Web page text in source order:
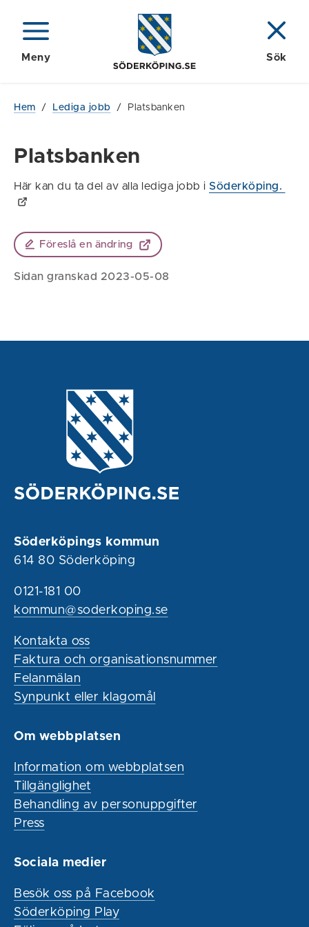
Meny Sök
Hem / Lediga jobb / Platsbanken
Platsbanken
Här kan du ta del av alla lediga jobb i Söderköping.
Föreslå en ändring
Sidan granskad 2023-05-08
Söderköpings kommun
614 80 Söderköping
0121-181 00
kommun@soderkoping.se
Kontakta oss
Faktura och organisationsnummer
Felanmälan
Synpunkt eller klagomål
Om webbplatsen
Information om webbplatsen
Tillgänglighet
Behandling av personuppgifter
Press
Sociala medier
Besök oss på Facebook
Söderköping Play